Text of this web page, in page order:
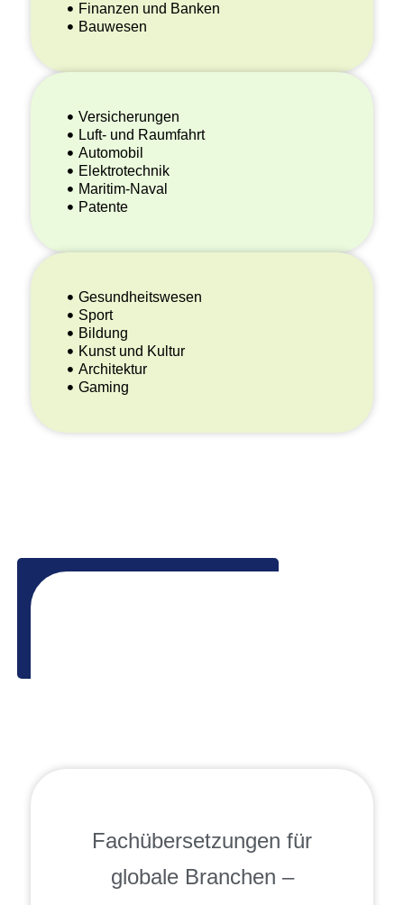
Finanzen und Banken
Bauwesen
Versicherungen
Luft- und Raumfahrt
Automobil
Elektrotechnik
Maritim-Naval
Patente
Gesundheitswesen
Sport
Bildung
Kunst und Kultur
Architektur
Gaming
Fachübersetzungen für
globale Branchen –